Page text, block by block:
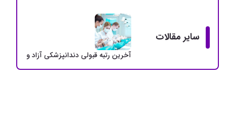
سایر مقالات
آخرین رتبه قبولی دندانپزشکی آزاد و دولتی +